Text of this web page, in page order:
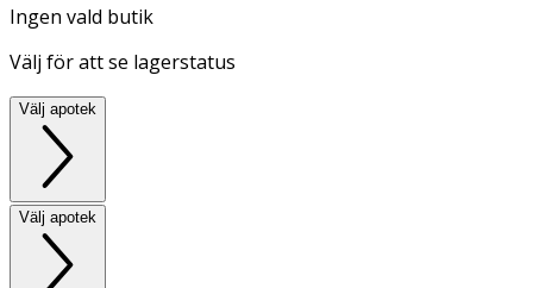
Ingen vald butik
Välj för att se lagerstatus
Välj apotek
Välj apotek